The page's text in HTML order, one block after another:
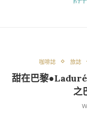
咖啡誌 旅誌
甜在巴黎
之